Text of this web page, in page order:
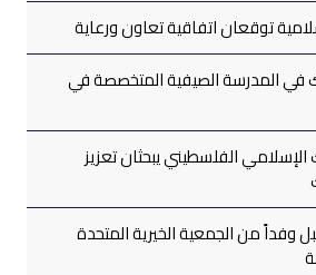
توقعان اتفاقية تعاون ورعاية
المدرسة الصيفية المتخصصة في
الفلسطيني يبحثان تعزيز
من الجمعية الخيرية المتحدة